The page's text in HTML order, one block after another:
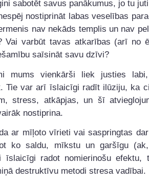
sabotēt savus panākumus, jo tu
nostiprināt labas veselības
nav nekāds templis un nav
Vai varbūt tavas atkarības (arī no
saīsināt savu dzīvi?
mums vienkārši liek justies
Tie var arī īslaicīgi radīt ilūziju, ka
stress, atkāpjas, un šī
nostiprina.
ar mīļoto vīrieti vai saspringtas
ko saldu, mīkstu un garšīgu
īslaicīgi radot nomierinošu efektu,
destruktīvu metodi stresa vadībai.